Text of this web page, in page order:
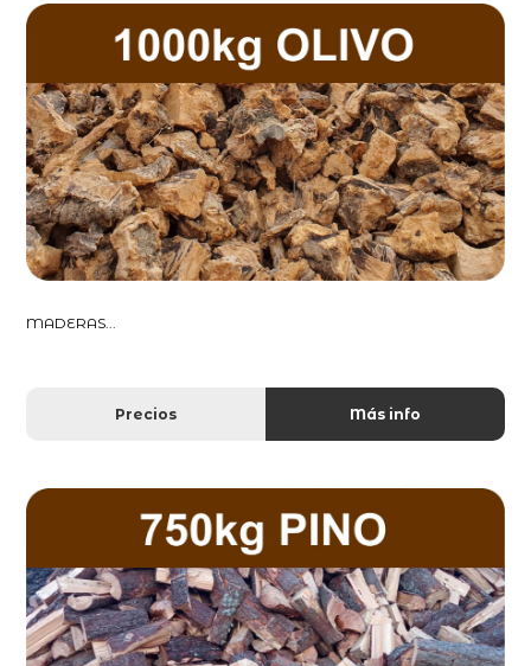
MADERAS...
Precios Más info